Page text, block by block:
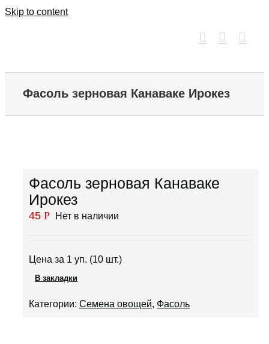
Skip to content
Фасоль зерновая Канаваке Ирокез
Фасоль зерновая Канаваке
Ирокез
45 Р Нет в наличии
Цена за 1 уп. (10 шт.)
В закладки
Категории: Семена овощей, Фасоль